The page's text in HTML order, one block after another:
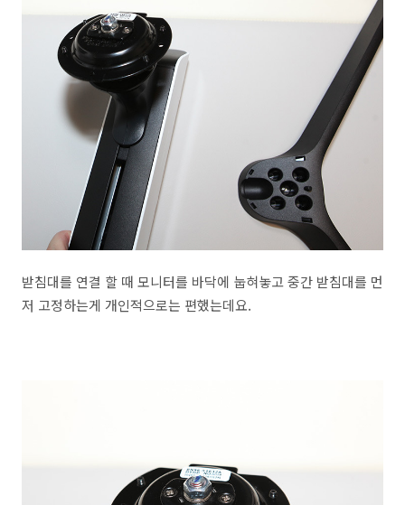
받침대를 연결 할 때 모니터를 바닥에 눕혀놓고 중간 받침대를 먼
저 고정하는게 개인적으로는 편했는데요.